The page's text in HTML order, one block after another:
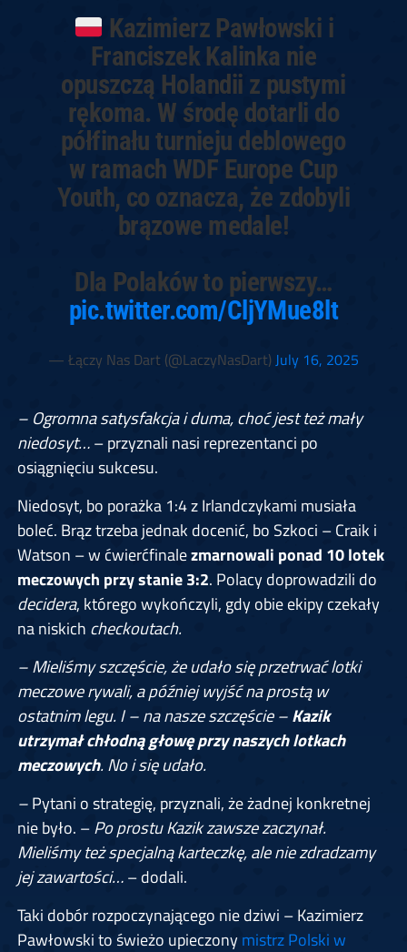
Kazimierz Pawłowski i
Franciszek Kalinka nie
opuszczą Holandii z pustymi
rękoma. W środę dotarli do
półfinału turnieju deblowego
w ramach WDF Europe Cup
Youth, co oznacza, że zdobyli
brązowe medale!
Dla Polaków to pierwszy…
pic.twitter.com/CljYMue8lt
— Łączy Nas Dart (@LaczyNasDart)July 16, 2025
– Ogromna satysfakcja i duma, choć jest też mały
niedosyt…– przyznali nasi reprezentanci po
osiągnięciu sukcesu.
Niedosyt, bo porażka 1:4 z Irlandczykami musiała
boleć. Brąz trzeba jednak docenić, bo Szkoci – Craik i
Watson – w ćwierćfinalezmarnowali ponad 10 lotek
meczowych przy stanie 3:2. Polacy doprowadzili do
decidera, którego wykończyli, gdy obie ekipy czekały
na niskich checkoutach.
– Mieliśmy szczęście, że udało się przetrwać lotki
meczowe rywali, a później wyjść na prostą w
ostatnim legu. I – na nasze szczęście –Kazik
utrzymał chłodną głowę przy naszych lotkach
meczowych. No i się udało.
–Pytani o strategię, przyznali, że żadnej konkretnej
nie było. –Po prostu Kazik zawsze zaczynał.
Mieliśmy też specjalną karteczkę, ale nie zdradzamy
jej zawartości…– dodali.
Taki dobór rozpoczynającego nie dziwi – Kazimierz
Pawłowski to świeżo upieczonymistrz Polski w